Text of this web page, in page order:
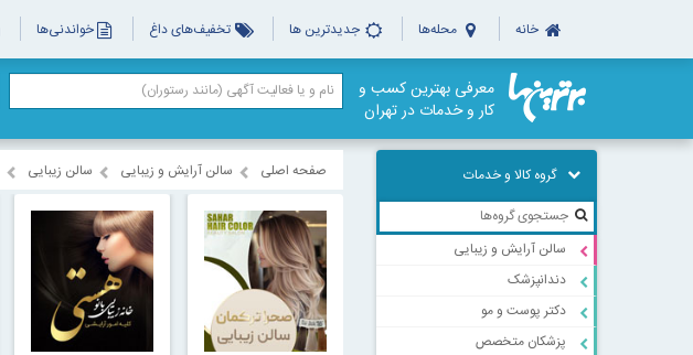
خانه محله‌ها جدیدترین ها تخفیف‌های داغ خواندنی‌ها
معرفی بهترین کسب و
کار و خدمات در تهران
گروه کالا و خدمات
سالن آرایش و زیبایی
دندانپزشک
دکتر پوست و مو
پزشکان متخصص
صفحه اصلی سالن آرایش و زیبایی سالن زیبایی